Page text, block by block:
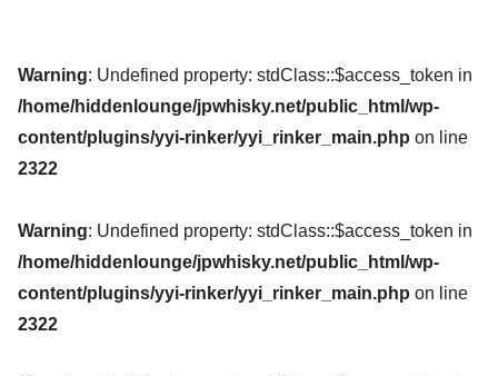
Warning: Undefined property: stdClass::$access_token in
/home/hiddenlounge/jpwhisky.net/public_html/wp-
content/plugins/yyi-rinker/yyi_rinker_main.php on line
2322
Warning: Undefined property: stdClass::$access_token in
/home/hiddenlounge/jpwhisky.net/public_html/wp-
content/plugins/yyi-rinker/yyi_rinker_main.php on line
2322